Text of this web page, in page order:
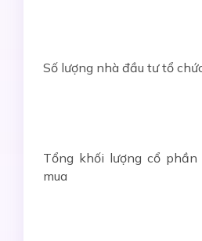
Số lượng nhà đầu tư tổ
Tổng khối lượng cổ
mua